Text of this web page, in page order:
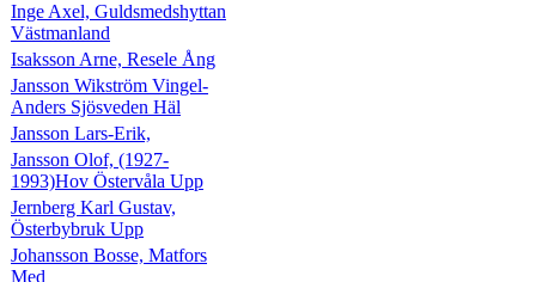
Inge Axel, Guldsmedshyttan
Västmanland
Isaksson Arne, Resele Ång
Jansson Wikström Vingel-
Anders Sjösveden Häl
Jansson Lars-Erik,
Jansson Olof, (1927-
1993)Hov Östervåla Upp
Jernberg Karl Gustav,
Österbybruk Upp
Johansson Bosse, Matfors
Med